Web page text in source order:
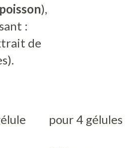
poisson),
:
de
pour 4 gélules